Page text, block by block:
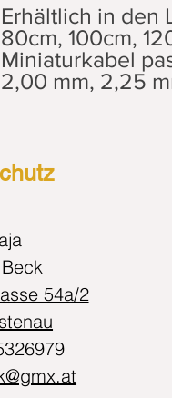
Erhältlich in den
80cm, 100cm,
Miniaturkabel
2,00 mm, 2,25
54a/2